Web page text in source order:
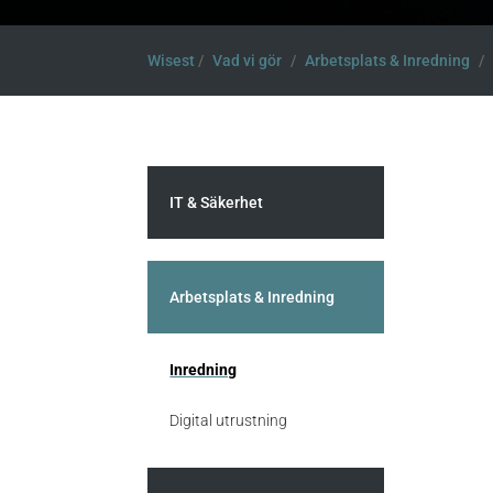
Wisest / Vad vi gör / Arbetsplats & Inredning /
IT & Säkerhet
Arbetsplats & Inredning
Inredning
Digital utrustning